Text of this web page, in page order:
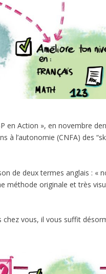
en Action », en novembre
à l’autonomie (CNFA) des
de deux termes anglais : «
méthode originale et très
vous, il vous suffit